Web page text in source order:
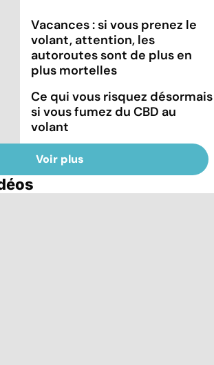
Vacances : si vous prenez le
volant, attention, les
autoroutes sont de plus en
plus mortelles
Ce qui vous risquez désormais
si vous fumez du CBD au
volant
Voir plus